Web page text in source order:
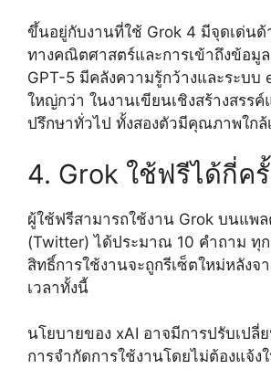
ขึ้นอยู่กับงานที่ใช้ Grok 4 มีจุดเด่นด้
ทางคณิตศาสตร์และการเข้าถึงข้อมู
GPT-5 มีคลังความรู้กว้างและระบบ
ใหญ่กว่า ในงานเขียนเชิงสร้างสรรค์
ปรึกษาทั่วไป ทั้งสองตัวมีคุณภาพใกล้
4. Grok ใช้ฟรีได้กี่ค
ผู้ใช้ฟรีสามารถใช้งาน Grok บนแพ
(Twitter) ได้ประมาณ 10 คำถาม ทุ
สิทธิ์การใช้งานจะถูกรีเซ็ตใหม่หลังจ
เวลาทั้งนี้
นโยบายของ xAI อาจมีการปรับเปลี่
การจำกัดการใช้งานโดยไม่ต้องแจ้ง